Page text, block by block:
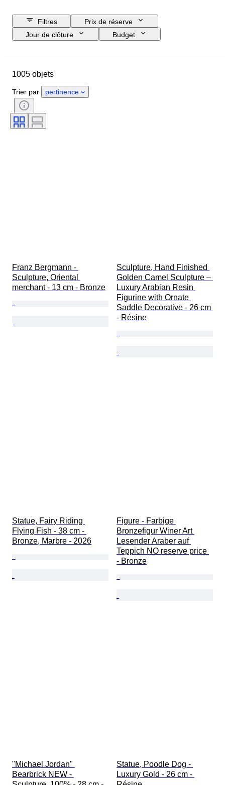
Filtres
Prix de réserve
Jour de clôture
Budget
Pays d’origine
Genre
État
Certificat
Signature
Artiste
1005 objets
Trier par pertinence
Franz Bergmann -
Sculpture, Oriental
merchant - 13 cm - Bronze
Sculpture, Hand Finished
Golden Camel Sculpture –
Luxury Arabian Resin
Figurine with Ornate
Saddle Decorative - 26 cm
- Résine
Statue, Fairy Riding
Flying Fish - 38 cm -
Bronze, Marbre - 2026
Figure - Farbige
Bronzefigur Winer Art
Lesender Araber auf
Teppich NO reserve price
- Bronze
"Michael Jordan"
Bearbrick NEW -
Statue, Poodle Dog -
Luxury Gold - 26 cm -